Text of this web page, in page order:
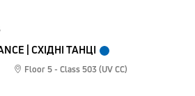
| СХІДНІ ТАНЦІ
Floor 5 - Class 503 (UV CC)